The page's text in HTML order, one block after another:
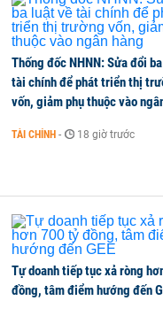
trong tháng 8, nhóm
hơn 1.000 đồng/lít từ
Thống đốc NHNN: Sửa đổi
tài chính để phát triển thị
vốn, giảm phụ thuộc vào
TÀI CHÍNH - 18 giờ trước
Tự doanh tiếp tục xả ròng
đồng, tâm điểm hướng đến